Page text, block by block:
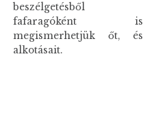
beszélgetésből
fafaragóként is
megismerhetjük őt, és
alkotásait.